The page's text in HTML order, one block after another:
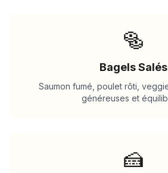
🥯
Bagels Salés
Saumon fumé, poulet rôti,
généreuses et
🍰